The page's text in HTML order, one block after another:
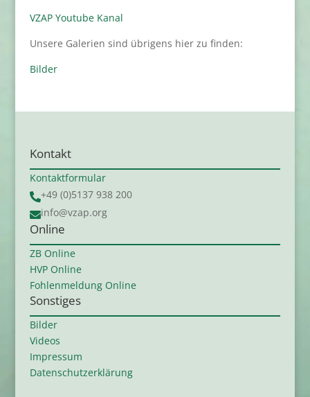
VZAP Youtube Kanal
Unsere Galerien sind übrigens hier zu finden:
Bilder
Kontakt
Kontaktformular
+49 (0)5137 938 200
info@vzap.org
Online
ZB Online
HVP Online
Fohlenmeldung Online
Sonstiges
Bilder
Videos
Impressum
Datenschutzerklärung